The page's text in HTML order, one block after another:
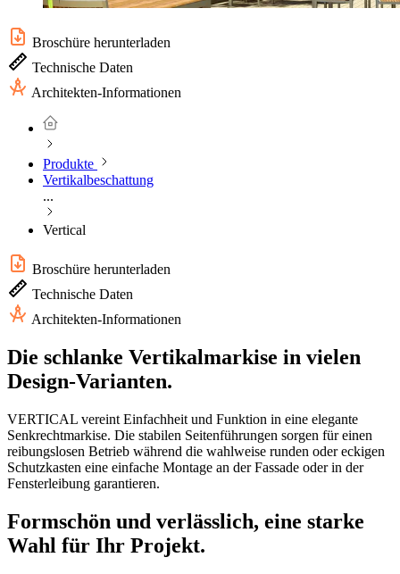
Broschüre herunterladen
Technische Daten
Architekten-Informationen
Produkte
Vertikalbeschattung
...
Vertical
Broschüre herunterladen
Technische Daten
Architekten-Informationen
Die schlanke Vertikalmarkise in vielen
Design-Varianten.
VERTICAL vereint Einfachheit und Funktion in eine elegante
Senkrechtmarkise. Die stabilen Seitenführungen sorgen für einen
reibungslosen Betrieb während die wahlweise runden oder eckigen
Schutzkasten eine einfache Montage an der Fassade oder in der
Fensterleibung garantieren.
Formschön und verlässlich, eine starke
Wahl für Ihr Projekt.